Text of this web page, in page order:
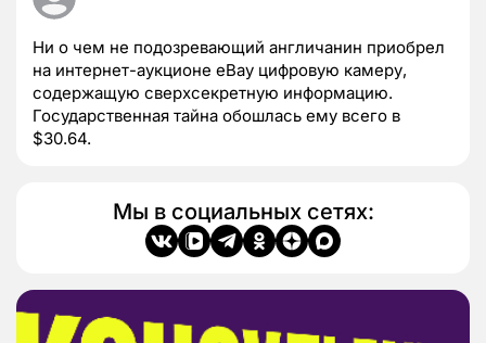
Ни о чем не подозревающий англичанин приобрел
на интернет-аукционе eBay цифровую камеру,
содержащую сверхсекретную информацию.
Государственная тайна обошлась ему всего в
$30.64.
Мы в социальных сетях: